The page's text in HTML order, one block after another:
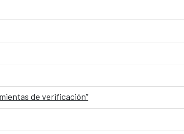
de verificación”